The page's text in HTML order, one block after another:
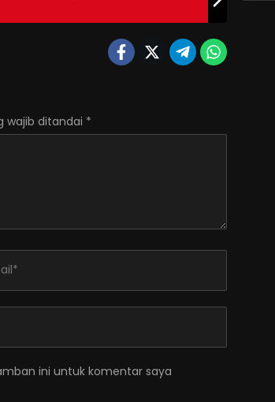
wajib ditandai *
ini untuk komentar saya